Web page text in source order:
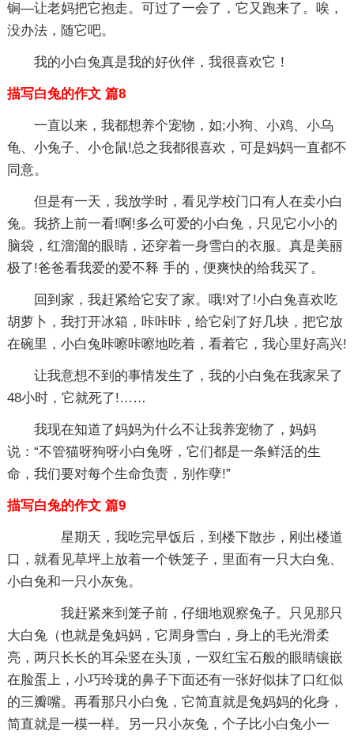
锏—让老妈把它抱走。可过了一会了，它又跑来了。唉，
没办法，随它吧。
我的小白兔真是我的好伙伴，我很喜欢它！
描写白兔的作文 篇8
一直以来，我都想养个宠物，如;小狗、小鸡、小乌
龟、小兔子、小仓鼠!总之我都很喜欢，可是妈妈一直都不
同意。
但是有一天，我放学时，看见学校门口有人在卖小白
兔。我挤上前一看!啊!多么可爱的小白兔，只见它小小的
脑袋，红溜溜的眼睛，还穿着一身雪白的衣服。真是美丽
极了!爸爸看我爱的爱不释 手的，便爽快的给我买了。
回到家，我赶紧给它安了家。哦!对了!小白兔喜欢吃
胡萝卜，我打开冰箱，咔咔咔，给它剁了好几块，把它放
在碗里，小白兔咔嚓咔嚓地吃着，看着它，我心里好高兴!
让我意想不到的事情发生了，我的小白兔在我家呆了
48小时，它就死了!……
我现在知道了妈妈为什么不让我养宠物了，妈妈
说：“不管猫呀狗呀小白兔呀，它们都是一条鲜活的生
命，我们要对每个生命负责，别作孽!”
描写白兔的作文 篇9
星期天，我吃完早饭后，到楼下散步，刚出楼道
口，就看见草坪上放着一个铁笼子，里面有一只大白兔、
小白兔和一只小灰兔。
我赶紧来到笼子前，仔细地观察兔子。只见那只
大白兔（也就是兔妈妈，它周身雪白，身上的毛光滑柔
亮，两只长长的耳朵竖在头顶，一双红宝石般的眼睛镶嵌
在脸蛋上，小巧玲珑的鼻子下面还有一张好似抹了口红似
的三瓣嘴。再看那只小白兔，它简直就是兔妈妈的化身，
简直就是一模一样。另一只小灰兔，个子比小白兔小一